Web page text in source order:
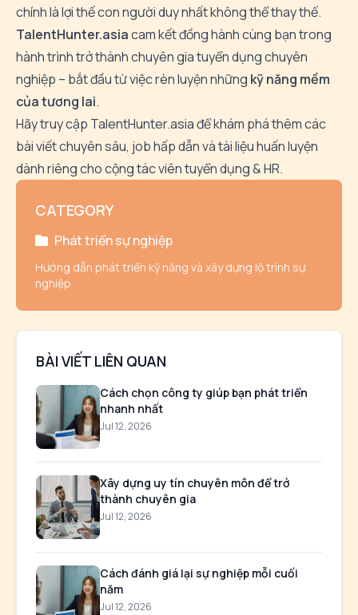
chính là lợi thế con người duy nhất không thể thay thế.
TalentHunter.asiacam kết đồng hành cùng bạn trong
hành trình trở thành chuyên gia tuyển dụng chuyên
nghiệp – bắt đầu từ việc rèn luyện những kỹ năng mềm
của tương lai.
Hãy truy cập TalentHunter.asia để khám phá thêm các
bài viết chuyên sâu, job hấp dẫn và tài liệu huấn luyện
dành riêng cho cộng tác viên tuyển dụng & HR.
CATEGORY
Phát triển sự nghiệp
Hướng dẫn phát triển kỹ năng và xây dựng lộ trình sự
nghiệp
BÀI VIẾT LIÊN QUAN
Cách chọn công ty giúp bạn phát triển
nhanh nhất
Jul 12, 2026
Xây dựng uy tín chuyên môn để trở
thành chuyên gia
Jul 12, 2026
Cách đánh giá lại sự nghiệp mỗi cuối
năm
Jul 12, 2026